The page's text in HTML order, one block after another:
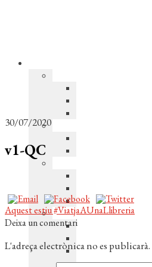
30/07/2020
v1-QC
Navegació
d'entrades
Entrada
anterior:
Aquest estiu #ViatjaAUnaLlibreria
Deixa un comentari
L'adreça electrònica no es publicarà.